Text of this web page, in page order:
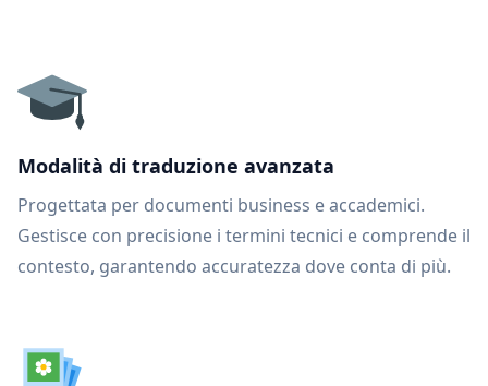
Modalità di traduzione avanzata
Progettata per documenti business e accademici.
Gestisce con precisione i termini tecnici e comprende il
contesto, garantendo accuratezza dove conta di più.